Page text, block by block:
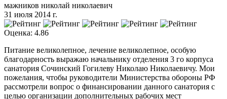
мажников николай николаевич
31 июля 2014 г.
Оценка: 4.86
Питание великолепное, лечение великолепное, особую
благодарность выражаю начальнику отделения 3 го корпуса
санатория Сочинский Гогилеву Николаю Николаевичу. Мои
пожелания, чтобы руководители Министерства обороны РФ
рассмотрели вопрос о финансировании данного санатория с
целью организации дополнительных рабочих мест